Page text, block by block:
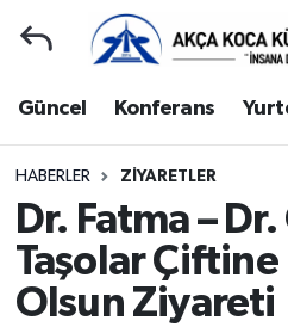
Güncel Konferans
HABERLER ZIYARETLER
Dr. Fatma –
Taşolar Çiftine
Olsun Ziyareti
Gençlerle Başbaşa
Güncel
Konferans
Kocaeli Hava Durumu
Kocaeli Namaz
Kocaeli Trafik Yoğunluk